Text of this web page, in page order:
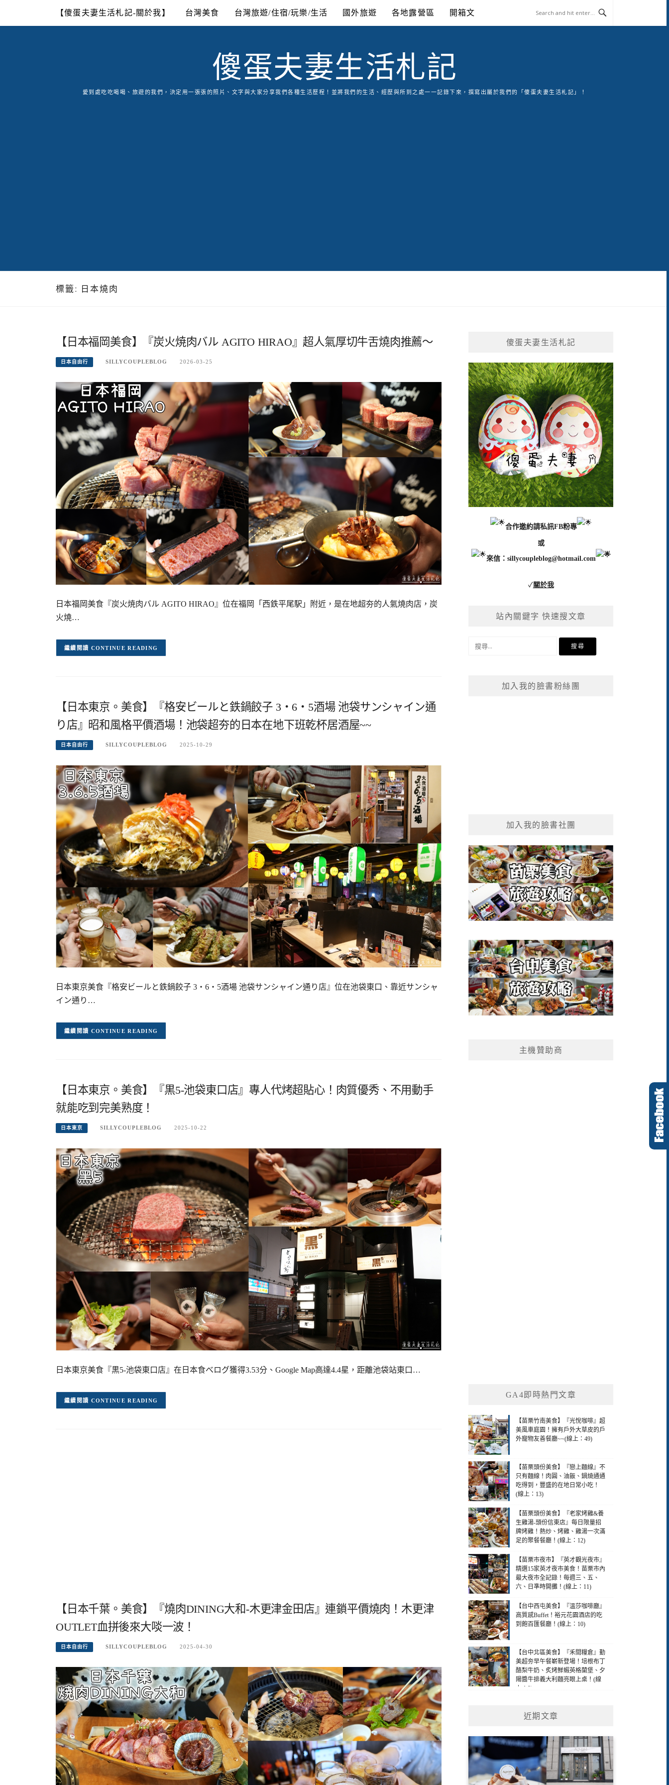
content
【傻蛋夫妻生活札記-關於我】 台灣美食 台灣旅遊/住宿/玩樂/生活 國外旅遊 各地露營區 開箱文
傻蛋夫妻生活札記
愛到處吃吃喝喝、旅遊的我們，決定用一張張的照片、文字與大家分享我們各種生活歷程！並將我們的生活、經歷與所到之處一一記錄下來，撰寫出屬於我們的「傻蛋夫妻生活札記」！
標籤: 日本燒肉
【日本福岡美食】『炭火焼肉バル AGITO HIRAO』超人氣厚切牛舌燒肉推薦～
日本自由行 SILLYCOUPLEBLOG 2026-03-25
日本福岡美食『炭火焼肉バル AGITO HIRAO』位在福岡「西鉄平尾駅」附近，是在地超夯的人氣燒肉店，炭
火燒…
CONTINUE READING
【日本東京。美食】『格安ビールと鉄鍋餃子 3‧6‧5酒場 池袋サンシャイン通
り店』昭和風格平價酒場！池袋超夯的日本在地下班乾杯居酒屋~~
日本自由行 SILLYCOUPLEBLOG 2025-10-29
日本東京美食『格安ビールと鉄鍋餃子 3‧6‧5酒場 池袋サンシャイン通り店』位在池袋東口、靠近サンシャ
イン通り…
CONTINUE READING
【日本東京。美食】『黒5-池袋東口店』專人代烤超貼心！肉質優秀、不用動手
就能吃到完美熟度！
日本東京 SILLYCOUPLEBLOG 2025-10-22
日本東京美食『黒5-池袋東口店』在日本食べログ獲得3.53分、Google Map高達4.4星，距離池袋站東口…
CONTINUE READING
【日本千葉。美食】『燒肉DINING大和-木更津金田店』連鎖平價燒肉！木更津
OUTLET血拼後來大啖一波！
日本自由行 SILLYCOUPLEBLOG 2025-04-30
傻蛋夫妻生活札記
合作邀約請私訊FB粉專
或
來信： sillycoupleblog@hotmail.com
✓關於我
站內關鍵字 快速搜文章
加入我的臉書粉絲團
加入我的臉書社團
主機贊助商
GA4即時熱門文章
【苗栗竹南美食】『光悅咖啡』超
美風車庭園！擁有戶外大草皮的戶
外寵物友善餐廳~~(線上：49)
【苗栗頭份美食】『戀上麵線』不
只有麵線！肉圓、油飯、鍋燒通通
吃得到，豐盛的在地日常小吃！
(線上：13)
【苗栗頭份美食】『老家烤雞&養
生雞湯-頭份信東店』每日限量招
牌烤雞！熱炒、烤雞、雞湯一次滿
足的聚餐餐廳！(線上：12)
【苗栗市夜市】『英才觀光夜市』
精選15家英才夜市美食！苗栗市內
最大夜市全記錄！每週三、五、
六、日準時開攤！(線上：11)
【台中西屯美食】『溫莎咖啡廳』
高質感Buffet！裕元花園酒店的吃
到飽百匯餐廳！(線上：10)
【台中北區美食】『禾間糧倉』勤
美超夯早午餐嶄新登場！培根布丁
酪梨牛奶、炙烤鮮蝦英格蘭堡、夕
陽醬牛排義大利麵亮眼上桌！(線
上：9)
近期文章